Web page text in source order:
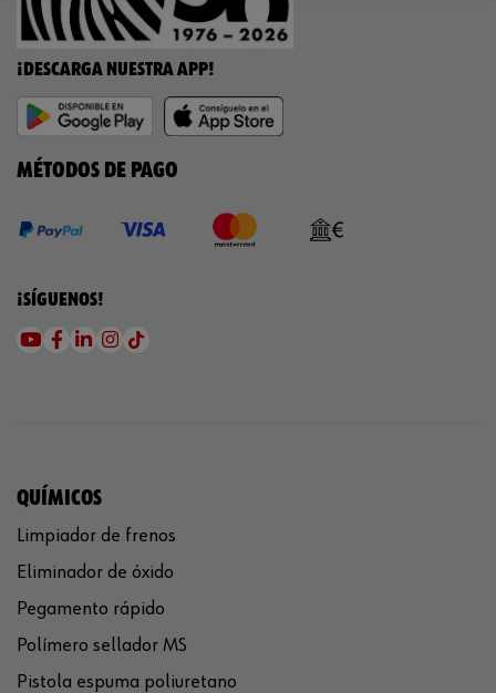
¡DESCARGA NUESTRA APP!
MÉTODOS DE PAGO
¡SÍGUENOS!
QUÍMICOS
Limpiador de frenos
Eliminador de óxido
Pegamento rápido
Polímero sellador MS
Pistola espuma poliuretano